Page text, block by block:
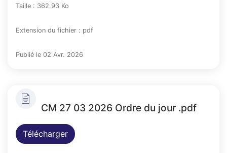
Taille : 362.93 Ko
Extension du fichier : pdf
Publié le 02 Avr. 2026
CM 27 03 2026 Ordre du jour .pdf
Télécharger